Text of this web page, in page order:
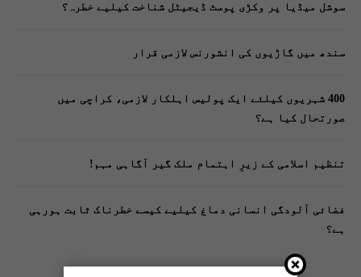
سوشل میڈیا پر وکڑی پوسٹ ڈیجیٹل شناخت کیلیے خطرہ؟
سندھ میں گاڑیوں کی انشورنس لازمی قرار
400 شہریوں کیلئے ایک پولیس اہلکار لازمی، کراچی میں
صورتحال کیا ہے؟
تنظیم اسلامی کے زیرِ اہتمام ملک گیر آگاہی مہم!
فضائی آلودگی انسانی دماغ کیلیے کیسے خطرناک ثابت ہورہی
ہے؟